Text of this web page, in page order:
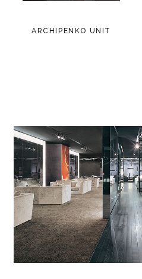
ARCHIPENKO UNIT